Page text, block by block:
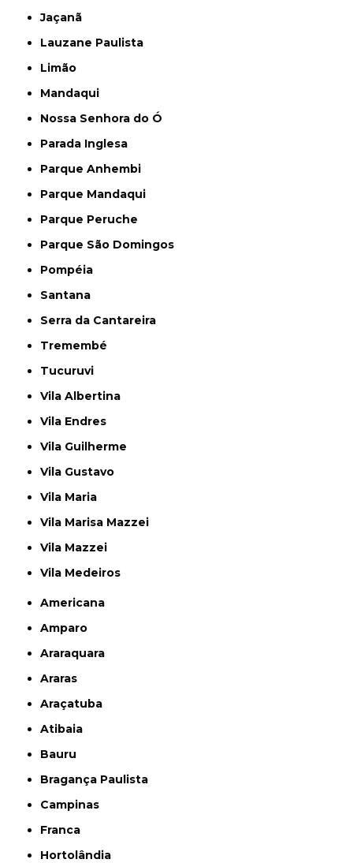
Jaçanã
Lauzane Paulista
Limão
Mandaqui
Nossa Senhora do Ó
Parada Inglesa
Parque Anhembi
Parque Mandaqui
Parque Peruche
Parque São Domingos
Pompéia
Santana
Serra da Cantareira
Tremembé
Tucuruvi
Vila Albertina
Vila Endres
Vila Guilherme
Vila Gustavo
Vila Maria
Vila Marisa Mazzei
Vila Mazzei
Vila Medeiros
Americana
Amparo
Araraquara
Araras
Araçatuba
Atibaia
Bauru
Bragança Paulista
Campinas
Franca
Hortolândia